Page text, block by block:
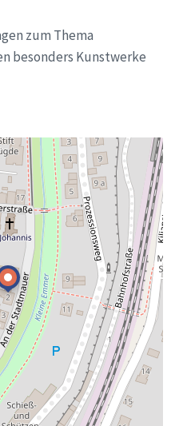
zum Thema
besonders Kunstwerke